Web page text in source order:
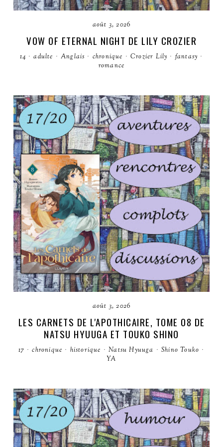
août 3, 2026
VOW OF ETERNAL NIGHT DE LILY CROZIER
14 · adulte · Anglais · chronique · Crozier Lily · fantasy ·
romance
août 3, 2026
LES CARNETS DE L'APOTHICAIRE, TOME 08 DE
NATSU HYUUGA ET TOUKO SHINO
17 · chronique · historique · Natsu Hyuuga · Shino Touko ·
YA